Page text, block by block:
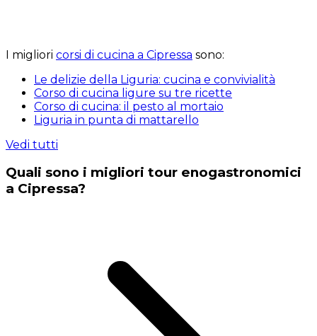
I migliori corsi di cucina a Cipressa sono:
Le delizie della Liguria: cucina e convivialità
Corso di cucina ligure su tre ricette
Corso di cucina: il pesto al mortaio
Liguria in punta di mattarello
Vedi tutti
Quali sono i migliori tour enogastronomici
a Cipressa?